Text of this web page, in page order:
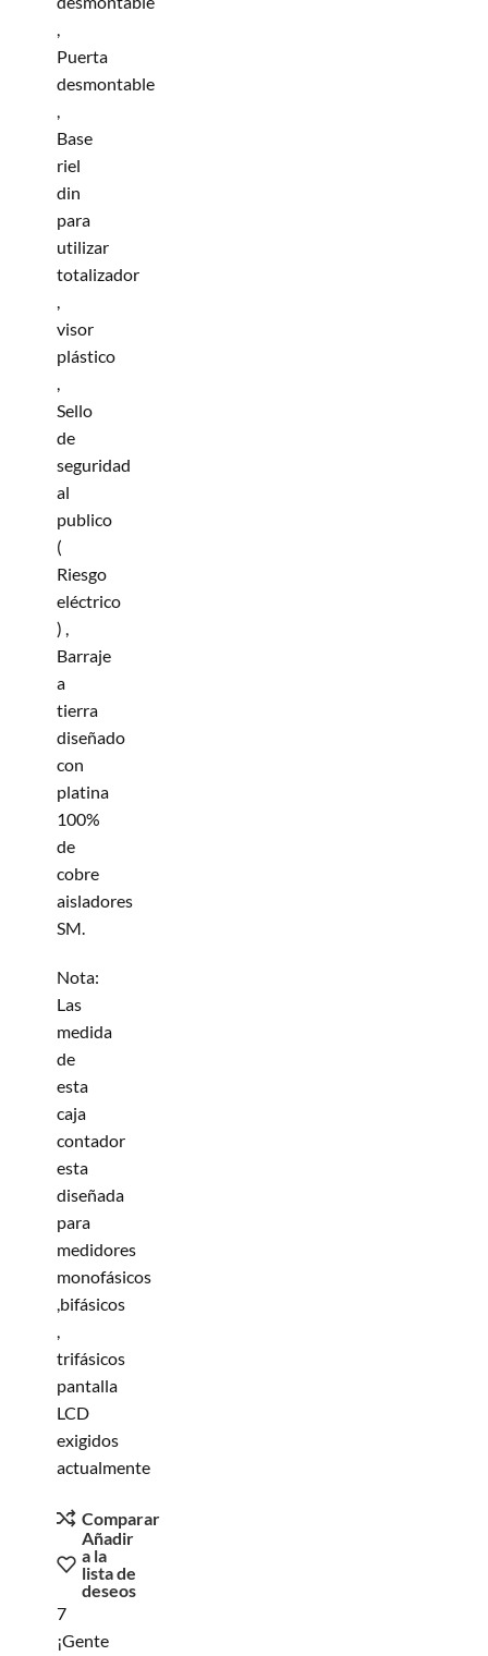
,
Puerta
desmontable
,
Base
riel
din
para
utilizar
totalizador
,
visor
plástico
,
Sello
de
seguridad
al
publico
(
Riesgo
eléctrico
) ,
Barraje
a
tierra
diseñado
con
platina
100%
de
cobre
aisladores
SM.
Nota:
Las
medida
de
esta
caja
contador
esta
diseñada
para
medidores
monofásicos
,bifásicos
,
trifásicos
pantalla
LCD
exigidos
actualmente
Comparar
Añadir
a la
lista de
deseos
7
¡Gente